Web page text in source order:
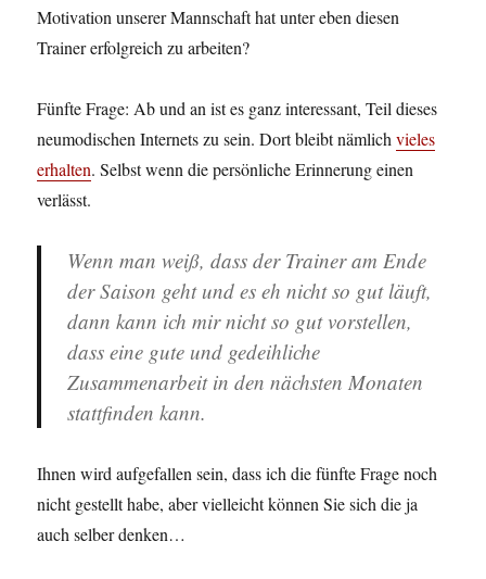
Motivation unserer Mannschaft hat unter eben diesen
Trainer erfolgreich zu arbeiten?
Fünfte Frage: Ab und an ist es ganz interessant, Teil dieses
neumodischen Internets zu sein. Dort bleibt nämlichvieles
erhalten. Selbst wenn die persönliche Erinnerung einen
verlässt.
Wenn man weiß, dass der Trainer am Ende
der Saison geht und es eh nicht so gut läuft,
dann kann ich mir nicht so gut vorstellen,
dass eine gute und gedeihliche
Zusammenarbeit in den nächsten Monaten
stattfinden kann.
Ihnen wird aufgefallen sein, dass ich die fünfte Frage noch
nicht gestellt habe, aber vielleicht können Sie sich die ja
auch selber denken…